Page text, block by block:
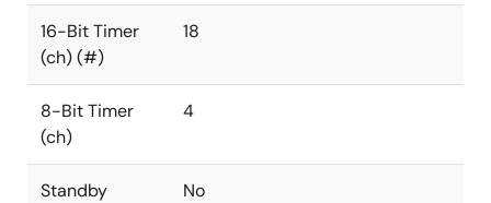
16-Bit Timer
(ch) (#)
18
8-Bit Timer
(ch)
4
Standby
No